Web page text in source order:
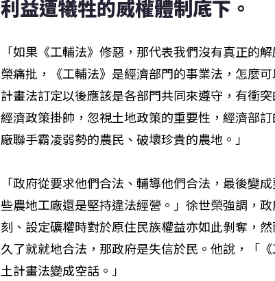
利益遭犧牲的威權體制底下。
「如果《工輔法》修惡，那代表我們沒有真正的
榮痛批，《工輔法》是經濟部門的事業法，怎麼
計畫法訂定以後應該是各部門共同來遵守，有衝
經濟政策掛帥，忽視土地政策的重要性，經濟部
廠聯手霸凌弱勢的農民、破壞珍貴的農地。」
「政府從要求他們合法、輔導他們合法，最後變
些農地工廠還是堅持違法經營。」徐世榮強調，
刻、設定礦權時對於原住民族權益亦如此剝奪，
久了就就地合法，那政府是失信於民。他說，「
土計畫法變成空話。」